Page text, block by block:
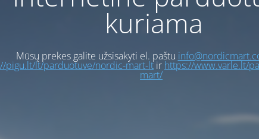
kuriama
Mūsų prekes galite užsisakyti el. paštu
pigu.lt/lt/parduotuve/nordic-mart-ltir https://www.varle.lt/
mart/